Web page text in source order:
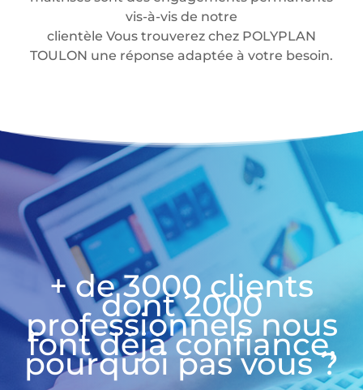
vis-à-vis de notre
clientèle Vous trouverez chez POLYPLAN
TOULON une réponse adaptée à votre besoin.
+ de 3000 clients
dont 2000
professionnels nous
font déjà confiance,
pourquoi pas vous ?